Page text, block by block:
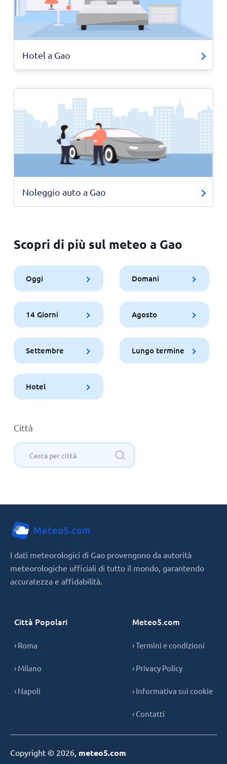
Hotel a Gao
Noleggio auto a Gao
Scopri di più sul meteo a Gao
Oggi Domani
14 Giorni Agosto
Settembre Lungo termine
Hotel
Città
I dati meteorologici di Gao provengono da autorità
meteorologiche ufficiali di tutto il mondo, garantendo
accuratezza e affidabilità.
Città Popolari
› Roma
› Milano
› Napoli
Meteo5.com
› Termini e condizioni
› Privacy Policy
› Informativa sui cookie
› Contatti
Copyright © 2026, meteo5.com